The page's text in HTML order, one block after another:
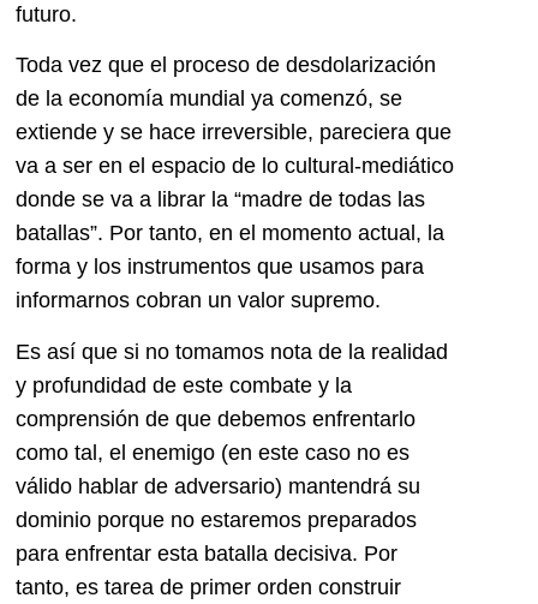
futuro.
Toda vez que el proceso de desdolarización
de la economía mundial ya comenzó, se
extiende y se hace irreversible, pareciera que
va a ser en el espacio de lo cultural-mediático
donde se va a librar la “madre de todas las
batallas”. Por tanto, en el momento actual, la
forma y los instrumentos que usamos para
informarnos cobran un valor supremo.
Es así que si no tomamos nota de la realidad
y profundidad de este combate y la
comprensión de que debemos enfrentarlo
como tal, el enemigo (en este caso no es
válido hablar de adversario) mantendrá su
dominio porque no estaremos preparados
para enfrentar esta batalla decisiva. Por
tanto, es tarea de primer orden construir